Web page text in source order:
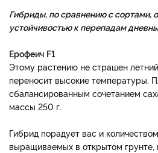
Гибриды, по сравнению с сортами,
устойчивостью к перепадам
Ерофеич F1
Этому растению не страшен
переносит высокие температуры.
сбалансированным сочетанием
массы 250 г.
Гибрид порадует вас и
выращиваемых в открытом